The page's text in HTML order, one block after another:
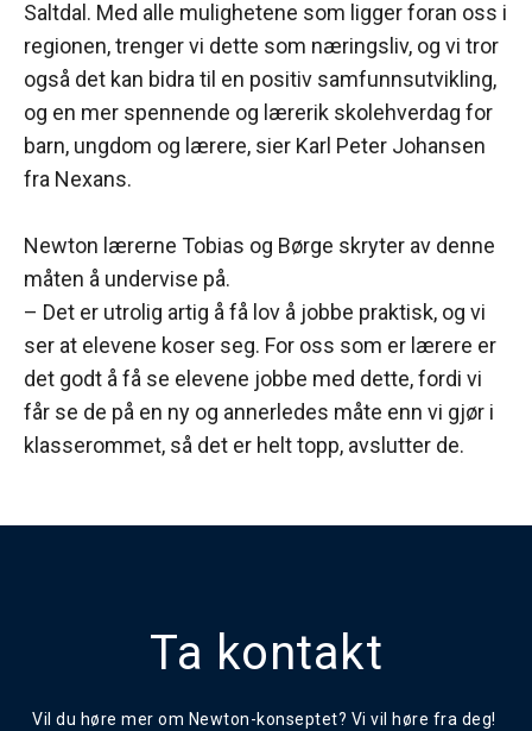
Saltdal. Med alle mulighetene som ligger foran oss i
regionen, trenger vi dette som næringsliv, og vi tror
også det kan bidra til en positiv samfunnsutvikling,
og en mer spennende og lærerik skolehverdag for
barn, ungdom og lærere, sier Karl Peter Johansen
fra Nexans.
Newton lærerne Tobias og Børge skryter av denne
måten å undervise på.
– Det er utrolig artig å få lov å jobbe praktisk, og vi
ser at elevene koser seg. For oss som er lærere er
det godt å få se elevene jobbe med dette, fordi vi
får se de på en ny og annerledes måte enn vi gjør i
klasserommet, så det er helt topp, avslutter de.
Ta kontakt
Vil du høre mer om Newton-konseptet? Vi vil høre fra deg!